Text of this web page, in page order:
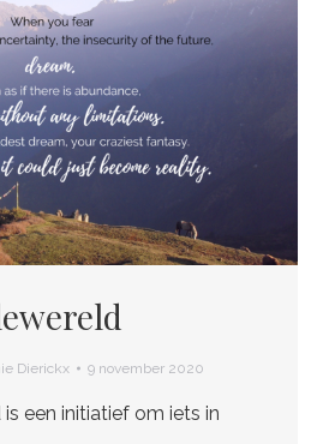
Dierickx 9 november 2020
een initiatief om iets in